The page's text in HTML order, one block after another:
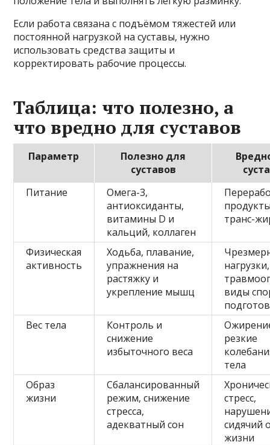
Если работа связана с подъёмом тяжестей или
постоянной нагрузкой на суставы, нужно
использовать средства защиты и
корректировать рабочие процессы.
Таблица: что полезно, а
что вредно для суставов
Параметр
Полезно для
суставов
Питание
Омега-3,
антиоксиданты,
витамины D и
кальций, коллаген
транс-
Физическая
активность
Ходьба, плавание,
упражнения на
растяжку и
укрепление мышц
нагрузки,
виды
Вес тела
Контроль и
снижение
избыточного веса
резкие
тела
Образ
жизни
Сбалансированный
режим, снижение
стресса,
адекватный сон
стресс,
сидячий
жизни